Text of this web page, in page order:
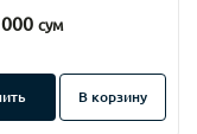
сум
В корзину